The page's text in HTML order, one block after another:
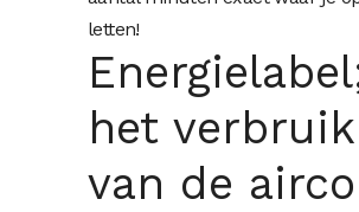
letten!
het verbruik
van de airco